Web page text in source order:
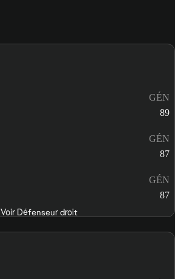
GÉN
89
GÉN
87
GÉN
87
Voir Défenseur droit